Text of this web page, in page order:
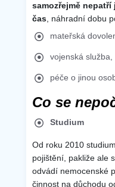
samozřejmě
čas , náhradní dobu
mateřská
vojenská služba,
péče o jinou
Co se
Studium
Od roku 2010
pojištění, pakliže ale
odvádí nemocenské
činnost na důchodu